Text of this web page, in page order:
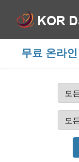
무료 온라